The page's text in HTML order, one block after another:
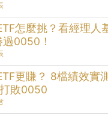
怎麼挑？看經理人
0050！
更賺？ 8檔績效實
敗0050